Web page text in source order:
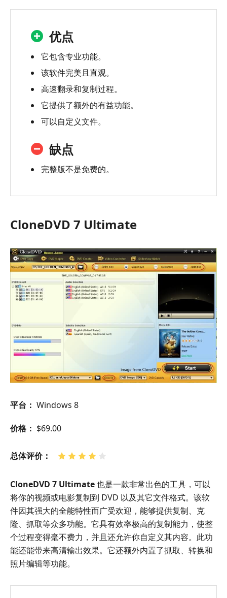
优点
它包含专业功能。
该软件完美且直观。
高速翻录和复制过程。
它提供了额外的有益功能。
可以自定义文件。
缺点
完整版不是免费的。
CloneDVD 7 Ultimate
平台： Windows 8
价格： $69.00
总体评价：
CloneDVD 7 Ultimate也是一款非常出色的工具，可以
将你的视频或电影复制到 DVD 以及其它文件格式。该软
件因其强大的全能特性而广受欢迎，能够提供复制、克
隆、抓取等众多功能。它具有效率极高的复制能力，使整
个过程变得毫不费力，并且还允许你自定义其内容。此功
能还能带来高清输出效果。它还额外内置了抓取、转换和
照片编辑等功能。